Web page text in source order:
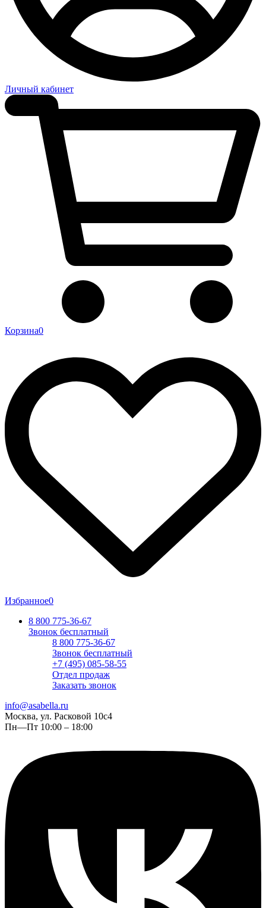
Личный кабинет
Корзина0
Избранное0
8 800 775-36-67
Звонок бесплатный
8 800 775-36-67
Звонок бесплатный
+7 (495) 085-58-55
Отдел продаж
Заказать звонок
info@asabella.ru
Москва, ул. Расковой 10с4
Пн—Пт 10:00 – 18:00